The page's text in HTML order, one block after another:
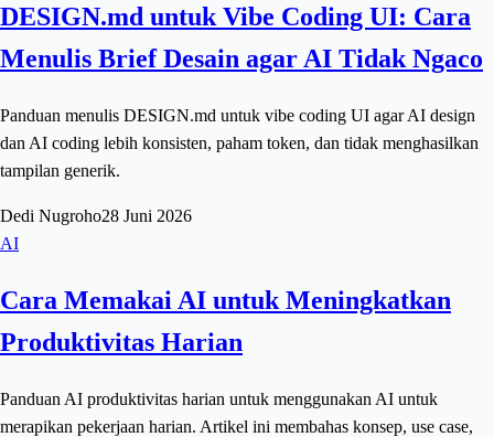
DESIGN.md untuk Vibe Coding UI: Cara
Menulis Brief Desain agar AI Tidak Ngaco
Panduan menulis DESIGN.md untuk vibe coding UI agar AI design
dan AI coding lebih konsisten, paham token, dan tidak menghasilkan
tampilan generik.
Dedi Nugroho28 Juni 2026
AI
Cara Memakai AI untuk Meningkatkan
Produktivitas Harian
Panduan AI produktivitas harian untuk menggunakan AI untuk
merapikan pekerjaan harian. Artikel ini membahas konsep, use case,